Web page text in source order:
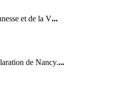
et de la V...
de Nancy....